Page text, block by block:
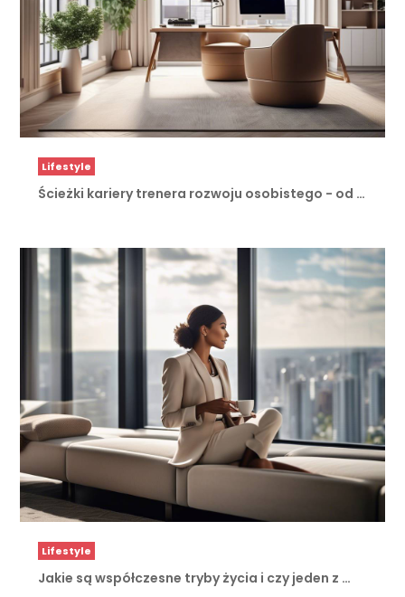
Lifestyle
Ścieżki kariery trenera rozwoju osobistego - od …
Lifestyle
Jakie są współczesne tryby życia i czy jeden z …